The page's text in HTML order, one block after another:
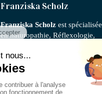
Franziska Scholz
Franziska Scholz est spécialisée
en naturopathie, Réflexologie,
iridologie, l'Auriculothérapie,
fleurs de Bach, phytothérapie,
Cabinet facilement accessible